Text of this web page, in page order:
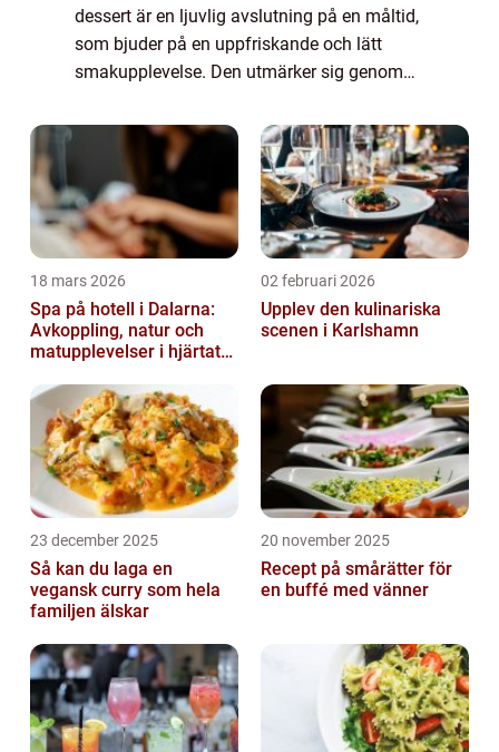
dessert är en ljuvlig avslutning på en måltid,
som bjuder på en uppfriskande och lätt
smakupplevelse. Den utmärker sig genom
kroppen, samtidigt som den tillfredsställer
18 mars 2026
Spa på hotell i Dalarna:
Avkoppling, natur och
matupplevelser i hjärtat
02 februari 2026
Upplev den kulinariska
scenen i Karlshamn
23 december 2025
Så kan du laga en
vegansk curry som hela
familjen älskar
20 november 2025
Recept på smårätter för
en buffé med vänner